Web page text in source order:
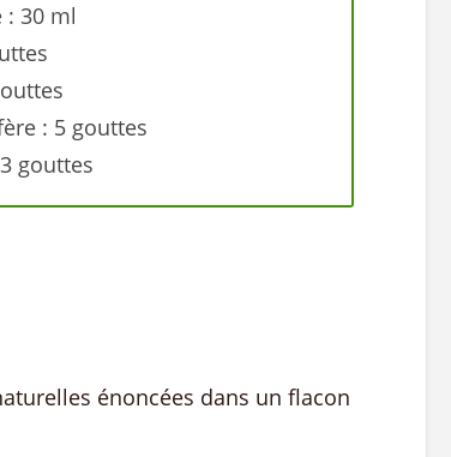
: 30 ml
: 5 gouttes
gouttes
énoncées dans un flacon